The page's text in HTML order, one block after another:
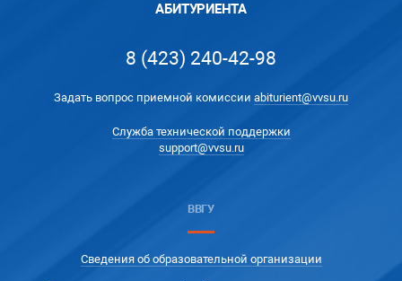
АБИТУРИЕНТА
8 (423) 240-42-98
Задать вопрос приемной комиссии abiturient@vvsu.ru
Служба технической поддержки
support@vvsu.ru
ВВГУ
Сведения об образовательной организации